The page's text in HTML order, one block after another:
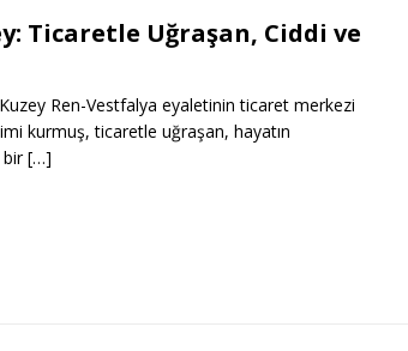
Ticaretle Uğraşan, Ciddi ve
Ren-Vestfalya eyaletinin ticaret merkezi
kurmuş, ticaretle uğraşan, hayatın
bir[…]